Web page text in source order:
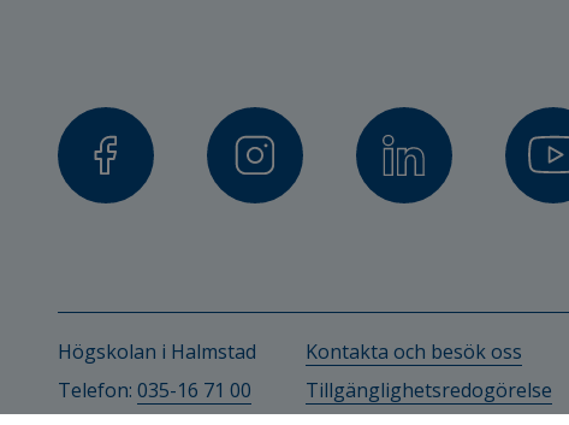
Högskolan i Halmstad
Telefon: 035-16 71 00
Kontakta och besök oss
Tillgänglighetsredogörelse